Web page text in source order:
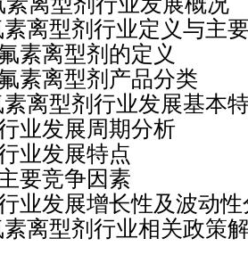
型剂行业定义与主
型剂的定义
型剂产品分类
型剂行业发展基本
展周期分析
展特点
争因素
展增长性及波动性
型剂行业相关政策